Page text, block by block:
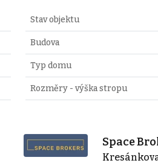
Stav objektu
Budova
Typ domu
Rozměry - výška stropu
Space